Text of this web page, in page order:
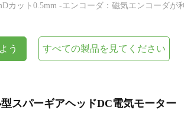
カット0.5mm -エンコーダ：磁気エンコーダが
う すべての製品を見てください
型スパーギアヘッドDC電気モーター